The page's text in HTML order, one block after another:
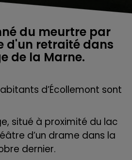
du meurtre par
d'un retraité dans
de la Marne.
d’Écollemont sont
situé à proximité du lac
d’un drame dans la
dernier.